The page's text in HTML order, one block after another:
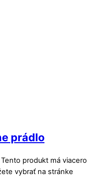
prádlo
Tento produkt má viacero
vybrať na stránke